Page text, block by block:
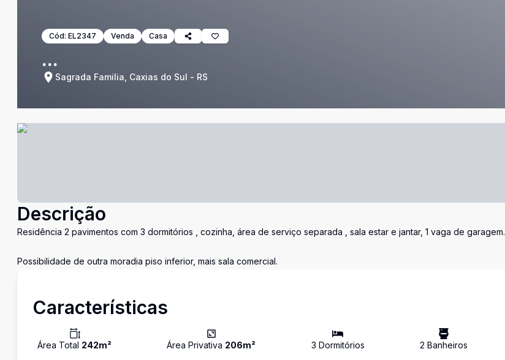
Cód: EL2347 Venda Casa
...
Sagrada Familia, Caxias do Sul - RS
Descrição
Residência 2 pavimentos com 3 dormitórios , cozinha, área de serviço separada , sala estar e jantar, 1 vaga de garagem.
Possibilidade de outra moradia piso inferior, mais sala comercial.
Características
Área Total 242m² Área Privativa 206m² 3 Dormitórios 2 Banheiros